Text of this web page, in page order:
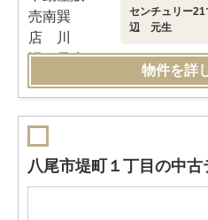
センチュリー
辺 元生
物件を詳
八尾市堤町１丁目の中古